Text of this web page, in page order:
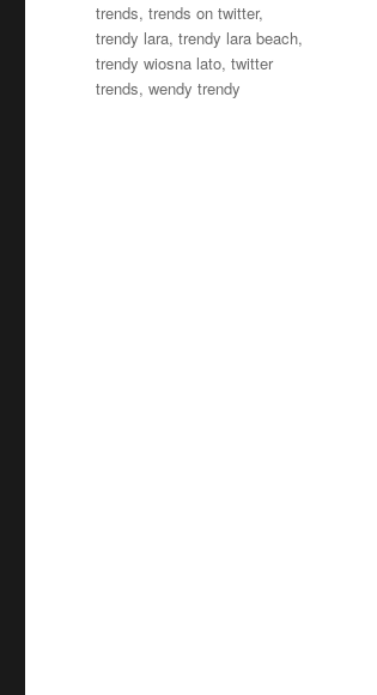
trends,trends on twitter,
trendy lara,trendy lara beach,
trendy wiosna lato,twitter
trends,wendy trendy